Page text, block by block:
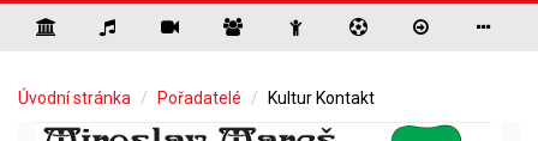
Úvodní stránka Pořadatelé Kultur Kontakt